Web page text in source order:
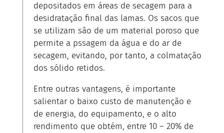
depositados em áreas de secagem para a
desidratação final das lamas. Os sacos que
se utilizam são de um material poroso que
permite a pssagem da água e do ar de
secagem, evitando, por tanto, a colmatação
dos sólido retidos.
Entre outras vantagens, é importante
salientar o baixo custo de manutenção e
de energia, do equipamento, e o alto
rendimento que obtém, entre 10 – 20% de